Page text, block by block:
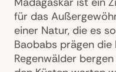
für das
einer Natur, die es
Baobabs prägen
Regenwälder